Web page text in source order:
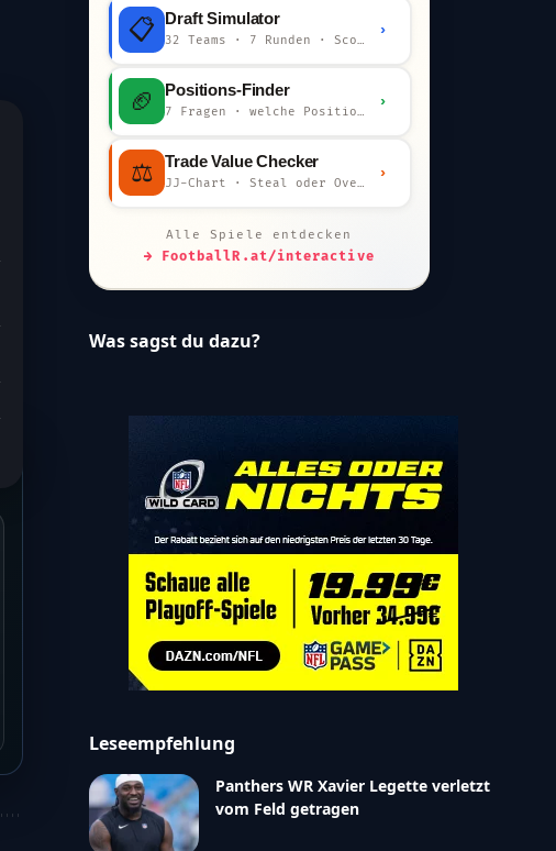
📋 Draft Simulator
32 Teams · 7 Runden · Scout-Kommentar
›
🏈 Positions-Finder
7 Fragen · welche Position bist du?
›
⚖️ Trade Value Checker
JJ-Chart · Steal oder Overpay?
›
Alle Spiele entdecken
→ FootballR.at/interactive
Was sagst du dazu?
Leseempfehlung
Panthers WR Xavier Legette verletzt
vom Feld getragen